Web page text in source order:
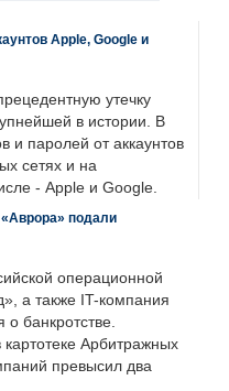
Apple, Google и
утечку
в истории. В
и паролей от аккаунтов
сетях и на
- Apple и Google.
подали
операционной
а также IT-компания
банкротстве.
Арбитражных
превысил два